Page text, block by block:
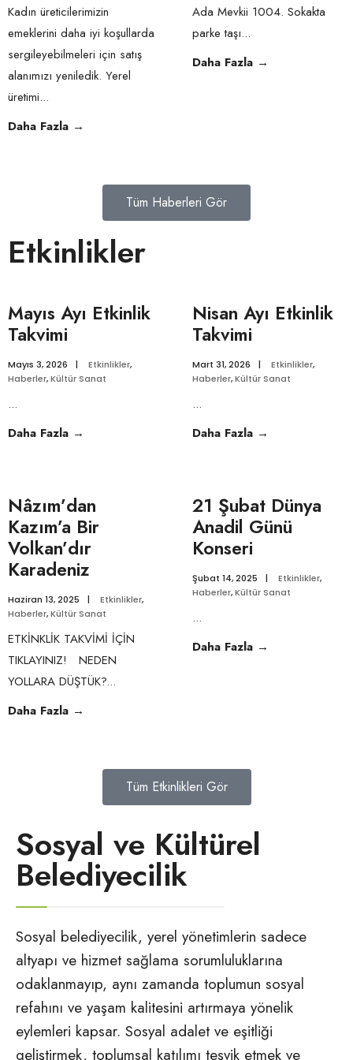
Kadın üreticilerimizin
emeklerini daha iyi koşullarda
sergileyebilmeleri için satış
alanımızı yeniledik. Yerel
üretimi...
Daha Fazla →
Ada Mevkii 1004. Sokakta
parke taşı...
Daha Fazla →
Tüm Haberleri Gör
Etkinlikler
Mayıs Ayı Etkinlik
Takvimi
Mayıs 3, 2026 | Etkinlikler,
Haberler,Kültür Sanat
...
Daha Fazla →
Nisan Ayı Etkinlik
Takvimi
Mart 31, 2026 | Etkinlikler,
Haberler,Kültür Sanat
...
Daha Fazla →
Nâzım’dan
Kazım’a Bir
Volkan’dır
Karadeniz
Haziran 13, 2025 | Etkinlikler,
Haberler,Kültür Sanat
ETKİNKLİK TAKVİMİ İÇİN
TIKLAYINIZ! NEDEN
YOLLARA DÜŞTÜK?...
Daha Fazla →
21 Şubat Dünya
Anadil Günü
Konseri
Şubat 14, 2025 | Etkinlikler,
Haberler,Kültür Sanat
...
Daha Fazla →
Tüm Etkinlikleri Gör
Sosyal ve Kültürel
Belediyecilik
Sosyal belediyecilik, yerel yönetimlerin sadece
altyapı ve hizmet sağlama sorumluluklarına
odaklanmayıp, aynı zamanda toplumun sosyal
refahını ve yaşam kalitesini artırmaya yönelik
eylemleri kapsar. Sosyal adalet ve eşitliği
geliştirmek, toplumsal katılımı teşvik etmek ve